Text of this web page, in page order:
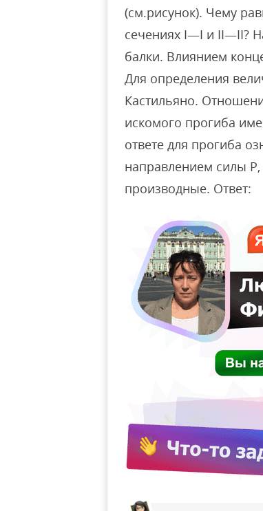
(см.рисунок). Чему
сечениях I—I и II—II?
балки. Влиянием
Для определения
Кастильяно.
искомого прогиба
ответе для прогиба
направлением силы
производные. Ответ: